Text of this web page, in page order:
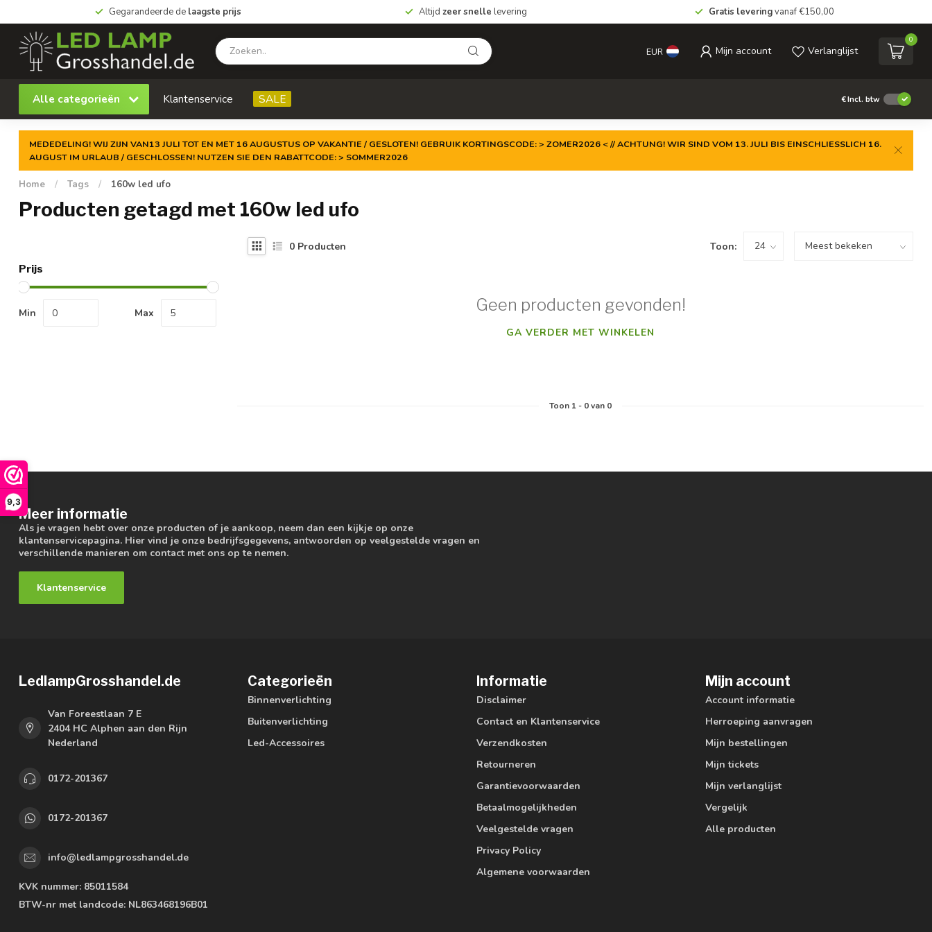
9,3
Gegarandeerde de laagste prijs Altijd zeer snelle levering Gratis leveringvanaf €150,00
EUR Mijn account Verlanglijst
0
Alle categorieën Klantenservice SALE €Incl. btw
MEDEDELING! WIJ ZIJN VAN13 JULI TOT EN MET 16 AUGUSTUS OP VAKANTIE / GESLOTEN! GEBRUIK KORTINGSCODE: > ZOMER2026 < // ACHTUNG! WIR SIND VOM 13. JULI BIS EINSCHLIESSLICH 16.
AUGUST IM URLAUB / GESCHLOSSEN! NUTZEN SIE DEN RABATTCODE: > SOMMER2026
Home / Tags / 160w led ufo
Producten getagd met 160w led ufo
Prijs
Min Max
0 Producten Toon:
Geen producten gevonden!
GA VERDER MET WINKELEN
Toon 1- 0van 0
Meer informatie
Als je vragen hebt over onze producten of je aankoop, neem dan een kijkje op onze
klantenservicepagina. Hier vind je onze bedrijfsgegevens, antwoorden op veelgestelde vragen en
verschillende manieren om contact met ons op te nemen.
Klantenservice
LedlampGrosshandel.de
Van Foreestlaan 7 E
2404 HC Alphen aan den Rijn
Nederland
0172-201367
0172-201367
info@ledlampgrosshandel.de
KVK nummer: 85011584
BTW-nr met landcode: NL863468196B01
Categorieën
Binnenverlichting
Buitenverlichting
Led-Accessoires
Informatie
Disclaimer
Contact en Klantenservice
Verzendkosten
Retourneren
Garantievoorwaarden
Betaalmogelijkheden
Veelgestelde vragen
Privacy Policy
Algemene voorwaarden
Mijn account
Account informatie
Herroeping aanvragen
Mijn bestellingen
Mijn tickets
Mijn verlanglijst
Vergelijk
Alle producten